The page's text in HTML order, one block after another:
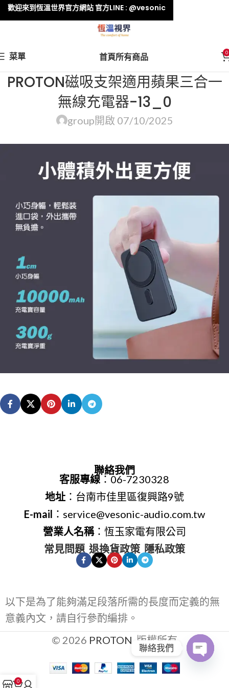
菜單 首頁所有商品 0
PROTON磁吸支架適用蘋果三合一
無線充電器-13_0
group開啟 07/10/2025
聯絡我們
客服專線：06-7230328
地址：台南市佳里區復興路9號
E-mail ：service@vesonic-audio.com.tw
營業人名稱：恆玉家電有限公司
常見問題 退換貨政策 隱私政策
以下是為了能夠滿足段落所需的長度而定義的無
意義內文，請自行參酌編排。
© 2026 PROTON . 版權所有
歡迎來到恆溫世界官方網站 官方LINE : @vesonic
0
聯絡我們